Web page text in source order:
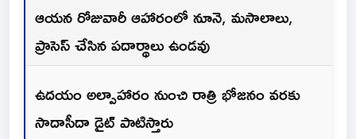
ఆయన రోజువారీ ఆహారంలో నూనె, మసాలాలు,
ప్రాసెస్ చేసిన పదార్థాలు ఉండవు
ఉదయం అల్పాహారం నుంచి రాత్రి భోజనం వరకు
సాదాసీదా డైట్ పాటిస్తారు